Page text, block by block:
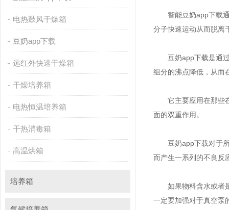
电热鼓风干燥箱
豆奶app下载
远红外快速干燥箱
干燥培养箱
电热恒温培养箱
干热消毒箱
高温烘箱
培养箱
智能豆奶app下载通过
分子快速运动从而脱离干
豆奶app下载是通过真
组分的沸点降低，从而
它主要应用在那些在高
面的双重作用。
豆奶app下载对于所烘
而产生一系列的不良反应
如果物料含水或者是有
一定要加强对于真空泵的